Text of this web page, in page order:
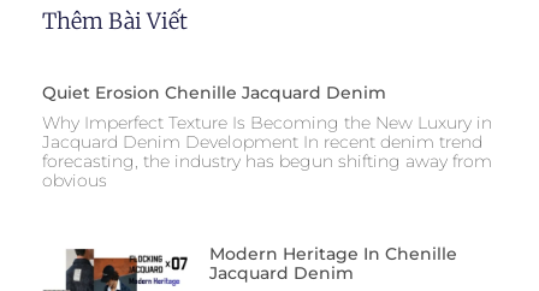
Thêm Bài Viết
Quiet Erosion Chenille Jacquard Denim
Why Imperfect Texture Is Becoming the New Luxury in
Jacquard Denim Development In recent denim trend
forecasting, the industry has begun shifting away from
obvious
Modern Heritage In Chenille
Jacquard Denim